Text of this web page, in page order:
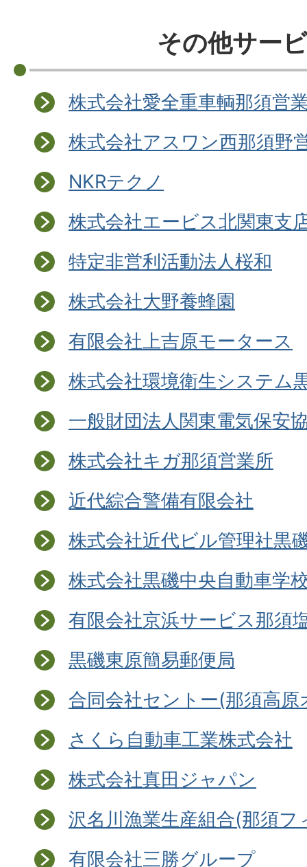
その他サー
株式会社愛全重車輌那須営
株式会社アスワン西那須野
NKRテクノ
株式会社エービス北関東支
特定非営利活動法人桜和
株式会社大野養蜂園
有限会社上吉原モータース
株式会社環境衛生システム
一般財団法人関東電気保安
株式会社キガ那須営業所
近代綜合警備有限会社
株式会社近代ビル管理社黒
株式会社黒磯中央自動車学
有限会社京浜サービス那須
黒磯東原簡易郵便局
合同会社セントー(那須高
さくら自動車工業株式会社
株式会社真田ジャパン
沢名川漁業生産組合(那須
有限会社三勝グループ